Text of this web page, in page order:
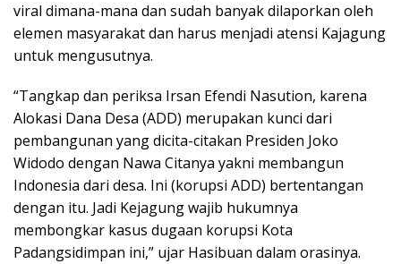
viral dimana-mana dan sudah banyak dilaporkan oleh
elemen masyarakat dan harus menjadi atensi Kajagung
untuk mengusutnya.
“Tangkap dan periksa Irsan Efendi Nasution, karena
Alokasi Dana Desa (ADD) merupakan kunci dari
pembangunan yang dicita-citakan Presiden Joko
Widodo dengan Nawa Citanya yakni membangun
Indonesia dari desa. Ini (korupsi ADD) bertentangan
dengan itu. Jadi Kejagung wajib hukumnya
membongkar kasus dugaan korupsi Kota
Padangsidimpan ini,” ujar Hasibuan dalam orasinya.